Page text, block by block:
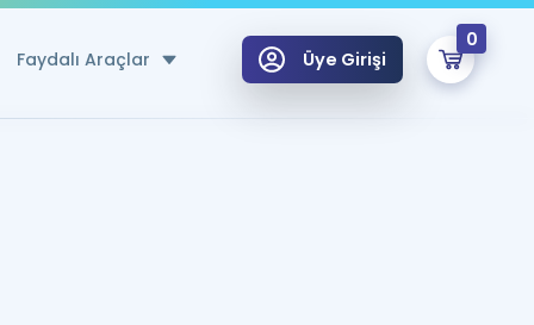
Faydalı Araçlar Üye Girişi
0